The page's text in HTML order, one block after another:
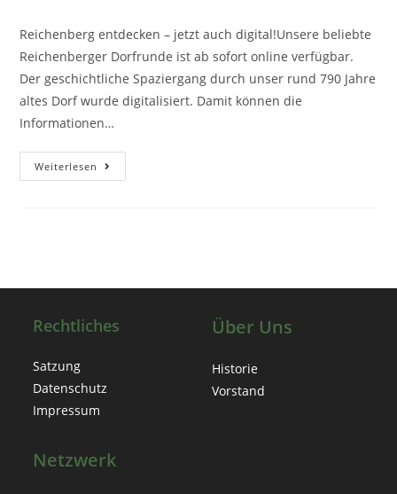
Reichenberg entdecken – jetzt auch digital!Unsere beliebte
Reichenberger Dorfrunde ist ab sofort online verfügbar.
Der geschichtliche Spaziergang durch unser rund 790 Jahre
altes Dorf wurde digitalisiert. Damit können die
Informationen…
Weiterlesen Neu!
–
Rechtliches
Satzung
Datenschutz
Impressum
Über Uns
Historie
Vorstand
Netzwerk